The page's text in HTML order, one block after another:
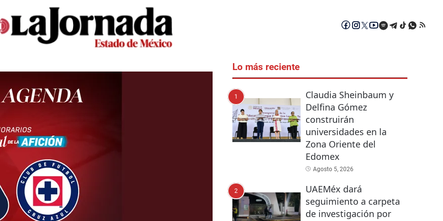
Lo más reciente
1
Claudia Sheinbaum y
Delfina Gómez
construirán
universidades en la
Zona Oriente del
Edomex
Agosto 5, 2026
2
UAEMéx dará
seguimiento a carpeta
de investigación por